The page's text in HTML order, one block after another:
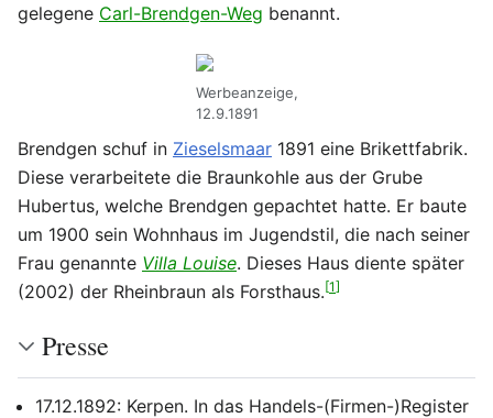
gelegene Carl-Brendgen-Weg benannt.
Werbeanzeige,
12.9.1891
Brendgen schuf in Zieselsmaar 1891 eine Brikettfabrik.
Diese verarbeitete die Braunkohle aus der Grube
Hubertus, welche Brendgen gepachtet hatte. Er baute
um 1900 sein Wohnhaus im Jugendstil, die nach seiner
Frau genannte Villa Louise. Dieses Haus diente später
(2002) der Rheinbraun als Forsthaus.[1]
Presse
17.12.1892: Kerpen. In das Handels-(Firmen-)Register